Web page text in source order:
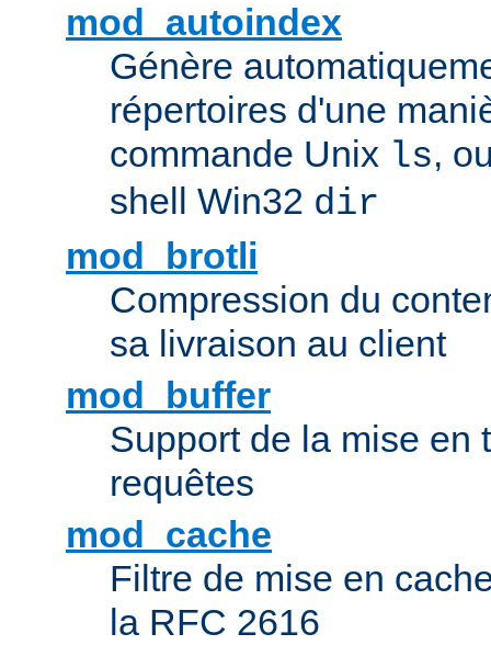
mod_autoindex
Génère
répertoires d'une
commande Unix ls,
shell Win32 dir
mod_brotli
Compression du
sa livraison au client
mod_buffer
Support de la mise en
requêtes
mod_cache
Filtre de mise en
la RFC 2616